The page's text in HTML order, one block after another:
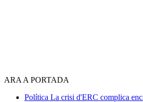
ARA A PORTADA
Política La crisi d'ERC complica